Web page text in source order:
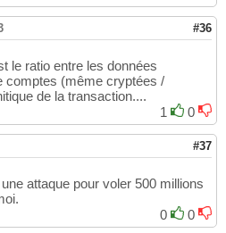
#36
le ratio entre les données
comptes (même cryptées /
de la transaction....
1
0
#37
attaque pour voler 500 millions
0
0